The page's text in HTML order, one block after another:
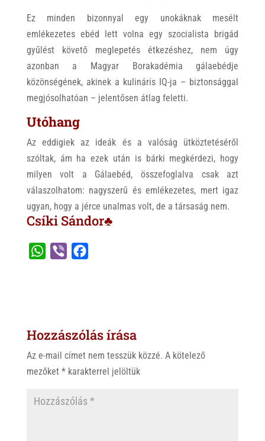
Ez minden bizonnyal egy unokáknak mesélt
emlékezetes ebéd lett volna egy szocialista brigád
gyűlést követő meglepetés étkezéshez, nem úgy
azonban a Magyar Borakadémia gálaebédje
közönségének, akinek a kulináris IQ-ja – biztonsággal
megjósolhatóan – jelentősen átlag feletti.
Utóhang
Az eddigiek az ideák és a valóság ütköztetéséről
szóltak, ám ha ezek után is bárki megkérdezi, hogy
milyen volt a Gálaebéd, összefoglalva csak azt
válaszolhatom: nagyszerű és emlékezetes, mert igaz
ugyan, hogy a jérce unalmas volt, de a társaság nem.
Csíki Sándor♣
A
p
o
k
Hozzászólás írása
Az e-mail címet nem tesszük közzé. A kötelező
mezőket *karakterrel jelöltük